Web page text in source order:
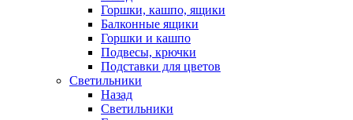
Горшки, кашпо, ящики
Балконные ящики
Горшки и кашпо
Подвесы, крючки
Подставки для цветов
Светильники
Назад
Светильники